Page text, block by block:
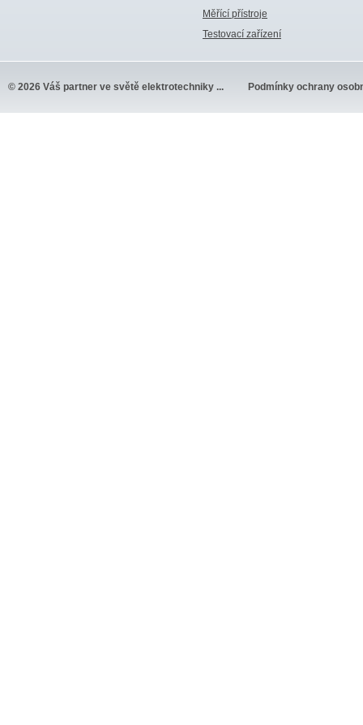
Měřící přístroje
Testovací zařízení
© 2026 Váš partner ve světě elektrotechniky ... Podmínky ochrany